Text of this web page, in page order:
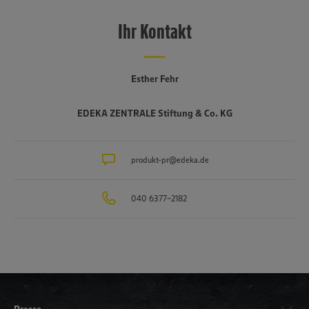
Ihr Kontakt
Esther Fehr
EDEKA ZENTRALE Stiftung & Co. KG
produkt-pr@edeka.de
040 6377-2182